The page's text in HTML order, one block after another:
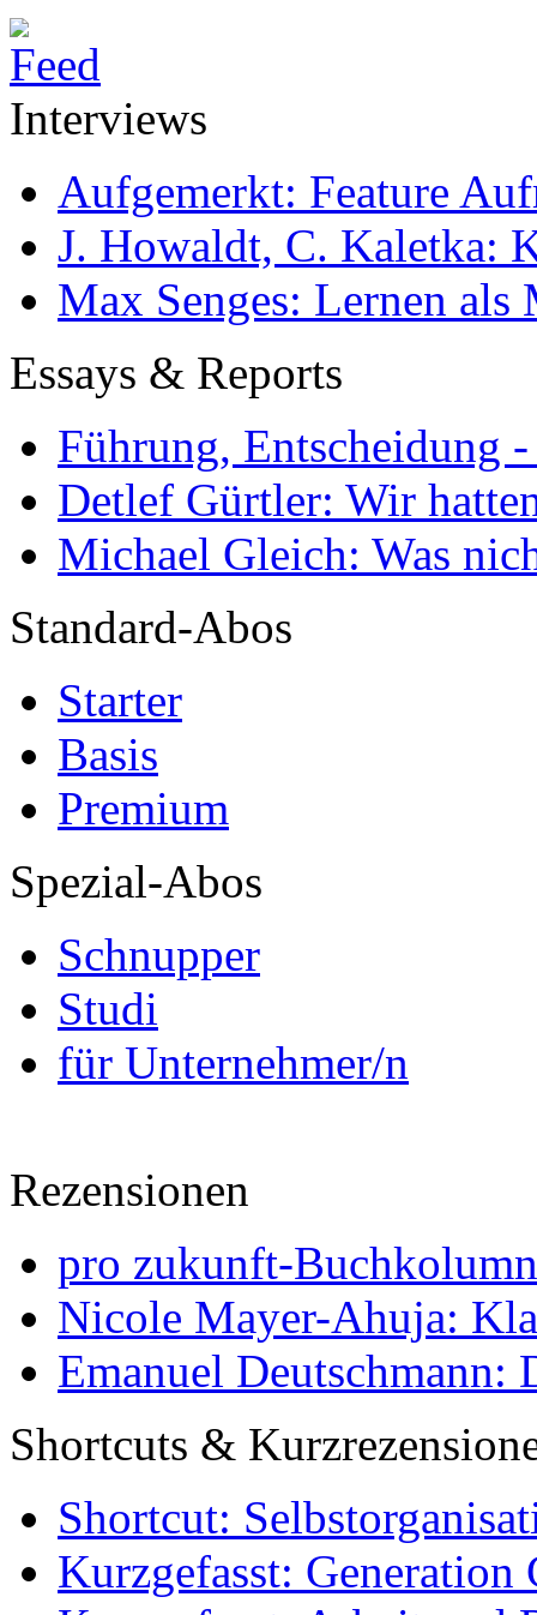
Interviews
Aufgemerkt: Feature
J. Howaldt, C. Kaletka:
Max Senges: Lernen als
Essays & Reports
Führung, Entscheidung
Detlef Gürtler: Wir
Michael Gleich: Was
Standard-Abos
Starter
Basis
Premium
Spezial-Abos
Schnupper
Studi
für Unternehmer/n
Rezensionen
pro zukunft-
Nicole Mayer-Ahuja:
Emanuel Deutschmann:
Shortcuts &
Shortcut:
Kurzgefasst: Generation